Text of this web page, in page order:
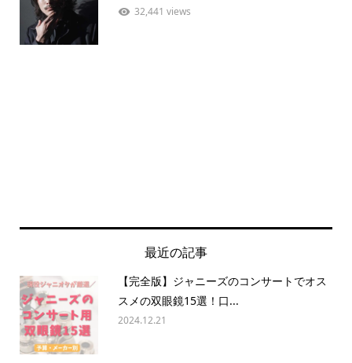
32,441 views
最近の記事
【完全版】ジャニーズのコンサートでオス
スメの双眼鏡15選！口...
2024.12.21